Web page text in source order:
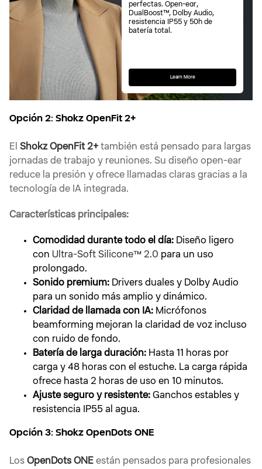
perfectas. Open-ear,
DualBoost™, Dolby Audio,
resistencia IP55 y 50h de
batería total.
Learn More
Opción 2: Shokz OpenFit 2+
El Shokz OpenFit 2+ también está pensado para largas
jornadas de trabajo y reuniones. Su diseño open-ear
reduce la presión y ofrece llamadas claras gracias a la
tecnología de IA integrada.
Características principales:
Comodidad durante todo el día: Diseño ligero
con Ultra-Soft Silicone™ 2.0 para un uso
prolongado.
Sonido premium: Drivers duales y Dolby Audio
para un sonido más amplio y dinámico.
Claridad de llamada con IA: Micrófonos
beamforming mejoran la claridad de voz incluso
con ruido de fondo.
Batería de larga duración: Hasta 11 horas por
carga y 48 horas con el estuche. La carga rápida
ofrece hasta 2 horas de uso en 10 minutos.
Ajuste seguro y resistente: Ganchos estables y
resistencia IP55 al agua.
Opción 3: Shokz OpenDots ONE
Los OpenDots ONE están pensados para profesionales